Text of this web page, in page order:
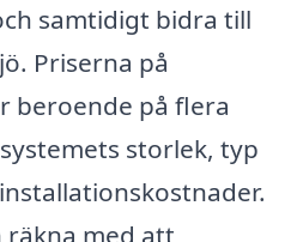
samtidigt bidra till
Priserna på
beroende på flera
storlek, typ
räkna med att